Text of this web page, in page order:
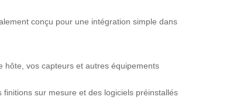
conçu pour une intégration simple dans
hôte, vos capteurs et autres équipements
sur mesure et des logiciels préinstallés